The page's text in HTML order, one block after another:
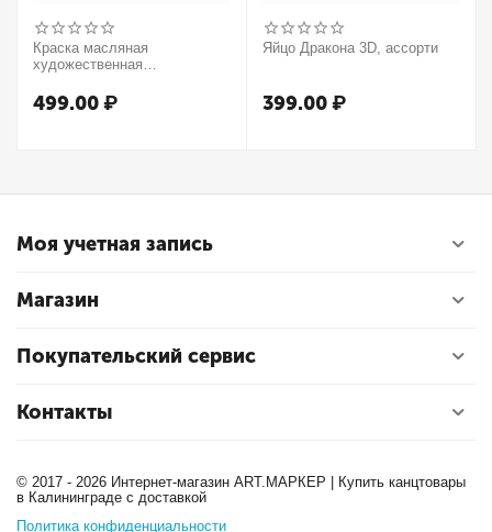
Краска масляная
художественная
37мл, туба, оранжевый
499.00₽
Яйцо Дракона 3D, ассорти
399.00₽
Моя учетная запись
Магазин
Покупательский сервис
Контакты
© 2017 - 2026 Интернет-магазин ART.МАРКЕР | Купить канцтовары
в Калининграде с доставкой
Политика конфиденциальности